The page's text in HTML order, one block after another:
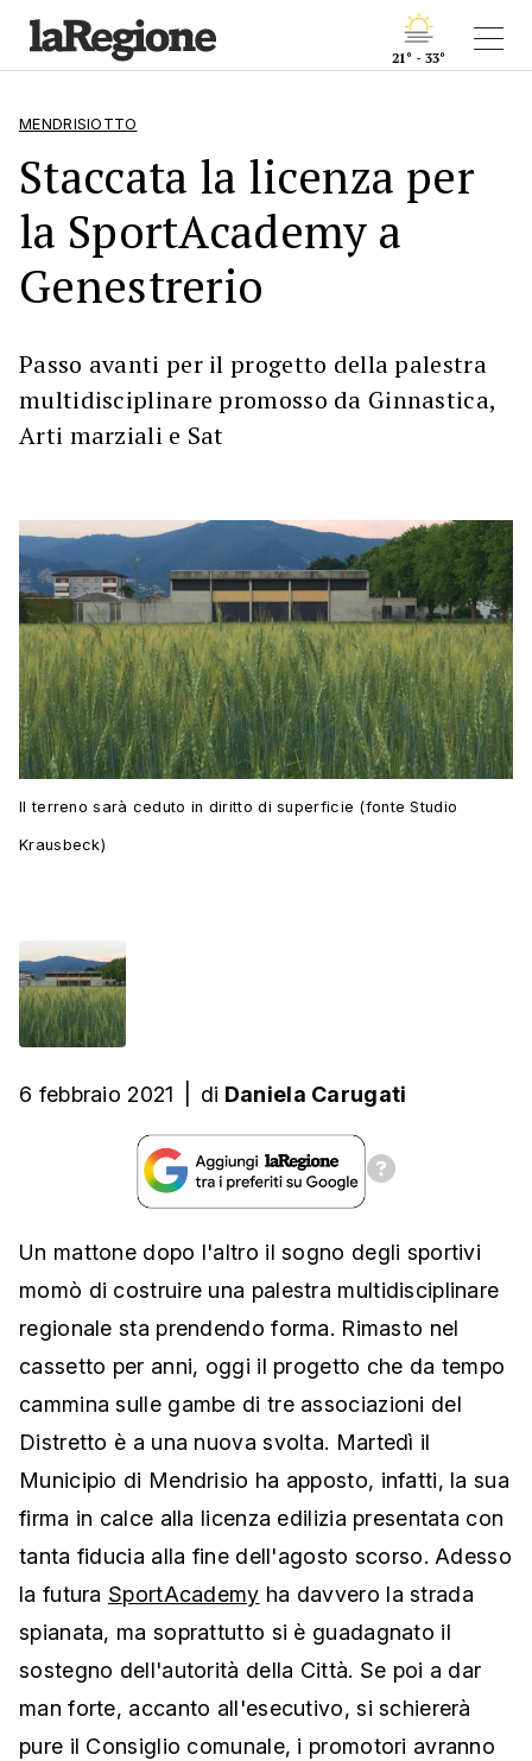
21° - 33°
MENDRISIOTTO
Staccata la licenza per
la SportAcademy a
Genestrerio
Passo avanti per il progetto della palestra
multidisciplinare promosso da Ginnastica,
Arti marziali e Sat
Il terreno sarà ceduto in diritto di superficie (fonte Studio
Krausbeck)
6 febbraio 2021 di Daniela Carugati
Un mattone dopo l'altro il sogno degli sportivi
momò di costruire una palestra multidisciplinare
regionale sta prendendo forma. Rimasto nel
cassetto per anni, oggi il progetto che da tempo
cammina sulle gambe di tre associazioni del
Distretto è a una nuova svolta. Martedì il
Municipio di Mendrisio ha apposto, infatti, la sua
firma in calce alla licenza edilizia presentata con
tanta fiducia alla fine dell'agosto scorso. Adesso
la futura SportAcademy ha davvero la strada
spianata, ma soprattutto si è guadagnato il
sostegno dell'autorità della Città. Se poi a dar
man forte, accanto all'esecutivo, si schiererà
pure il Consiglio comunale, i promotori avranno